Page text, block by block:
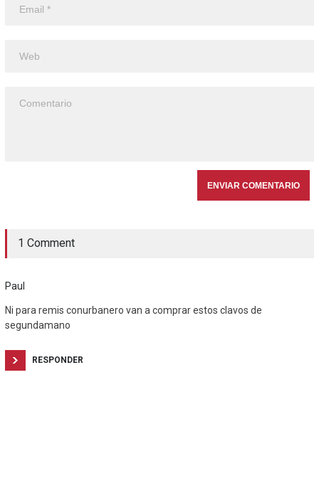
1 Comment
Paul
Ni para remis conurbanero van a comprar estos clavos de
segundamano
RESPONDER